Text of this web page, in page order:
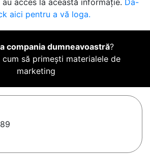
acces la această informație. Da-
aici pentru a vă loga.
compania dumneavoastră?
cum să primești materialele de
marketing